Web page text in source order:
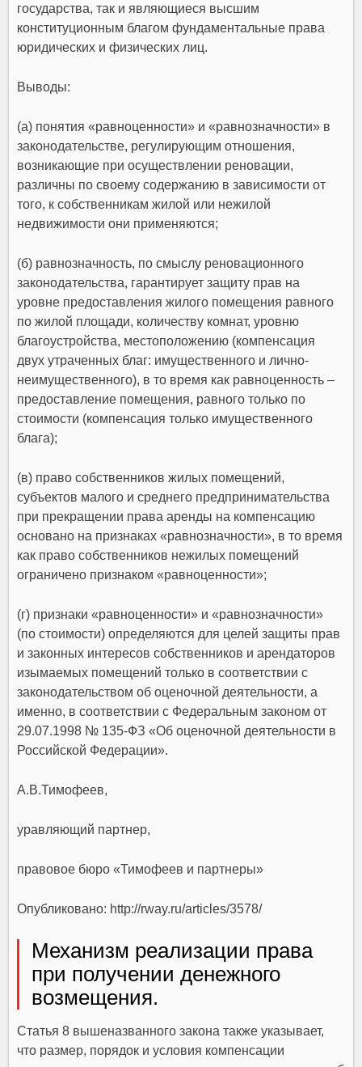
государства, так и являющиеся высшим
конституционным благом фундаментальные права
юридических и физических лиц.
Выводы:
(а) понятия «равноценности» и «равнозначности» в
законодательстве, регулирующим отношения,
возникающие при осуществлении реновации,
различны по своему содержанию в зависимости от
того, к собственникам жилой или нежилой
недвижимости они применяются;
(б) равнозначность, по смыслу реновационного
законодательства, гарантирует защиту прав на
уровне предоставления жилого помещения равного
по жилой площади, количеству комнат, уровню
благоустройства, местоположению (компенсация
двух утраченных благ: имущественного и лично-
неимущественного), в то время как равноценность –
предоставление помещения, равного только по
стоимости (компенсация только имущественного
блага);
(в) право собственников жилых помещений,
субъектов малого и среднего предпринимательства
при прекращении права аренды на компенсацию
основано на признаках «равнозначности», в то время
как право собственников нежилых помещений
ограничено признаком «равноценности»;
(г) признаки «равноценности» и «равнозначности»
(по стоимости) определяются для целей защиты прав
и законных интересов собственников и арендаторов
изымаемых помещений только в соответствии с
законодательством об оценочной деятельности, а
именно, в соответствии с Федеральным законом от
29.07.1998 № 135-ФЗ «Об оценочной деятельности в
Российской Федерации».
А.В.Тимофеев,
уравляющий партнер,
правовое бюро «Тимофеев и партнеры»
Опубликовано: http://rway.ru/articles/3578/
Механизм реализации права
при получении денежного
возмещения.
Статья 8 вышеназванного закона также указывает,
что размер, порядок и условия компенсации